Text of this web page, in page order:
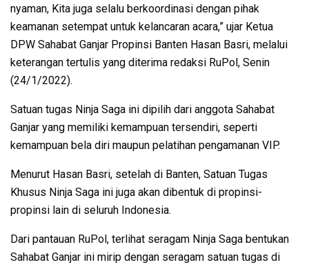
nyaman, Kita juga selalu berkoordinasi dengan pihak
keamanan setempat untuk kelancaran acara,” ujar Ketua
DPW Sahabat Ganjar Propinsi Banten Hasan Basri, melalui
keterangan tertulis yang diterima redaksi RuPol, Senin
(24/1/2022).
Satuan tugas Ninja Saga ini dipilih dari anggota Sahabat
Ganjar yang memiliki kemampuan tersendiri, seperti
kemampuan bela diri maupun pelatihan pengamanan VIP.
Menurut Hasan Basri, setelah di Banten, Satuan Tugas
Khusus Ninja Saga ini juga akan dibentuk di propinsi-
propinsi lain di seluruh Indonesia.
Dari pantauan RuPol, terlihat seragam Ninja Saga bentukan
Sahabat Ganjar ini mirip dengan seragam satuan tugas di